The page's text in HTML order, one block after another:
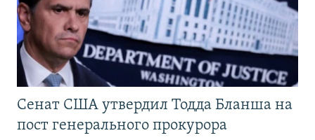
Сенат США утвердил Тодда Бланша на
пост генерального прокурора